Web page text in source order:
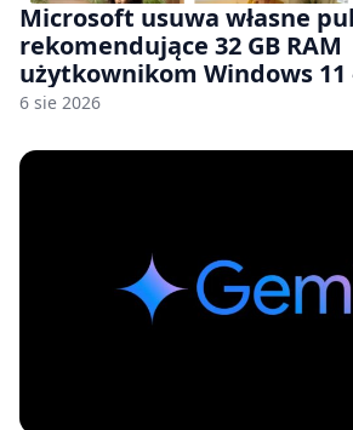
Microsoft usuwa własne
rekomendujące 32 GB RAM
użytkownikom Windows 11
nam przy tym komputery z 8
6 sie 2026